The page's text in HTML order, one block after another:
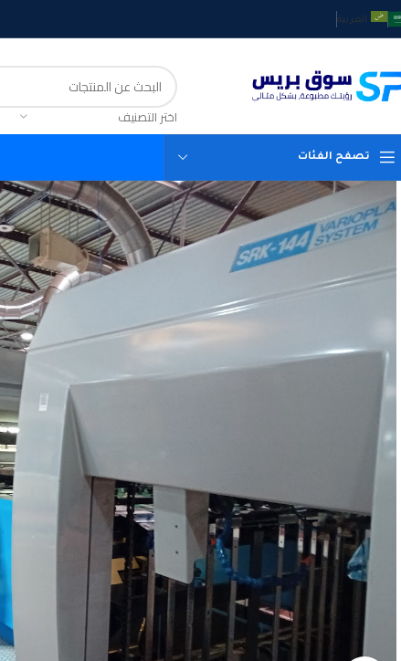
العربية
اختر التصنيف
تصفح الفئات
مرحلة قبل الطباعة
مكاين زينكات(CTP)
زينكات طباعة